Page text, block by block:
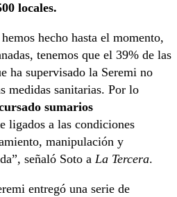
locales.
hecho hasta el momento,
tenemos que el 39% de las
ha supervisado la Seremi no
medidas sanitarias. Por lo
sumarios
ligados a las condiciones
manipulación y
señaló Soto a La Tercera.
entregó una serie de